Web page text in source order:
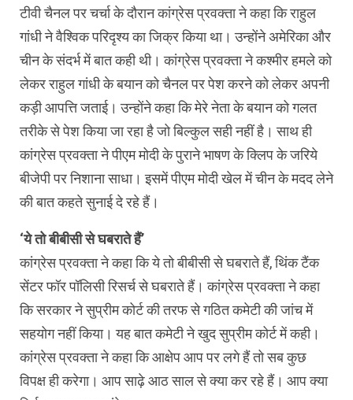
टीवी चैनल पर चर्चा के दौरान कांग्रेस प्रवक्ता ने कहा कि राहुल
गांधी ने वैश्विक परिदृश्य का जिक्र किया था। उन्होंने अमेरिका और
चीन के संदर्भ में बात कही थी। कांग्रेस प्रवक्ता ने कश्मीर हमले को
लेकर राहुल गांधी के बयान को चैनल पर पेश करने को लेकर अपनी
कड़ी आपत्ति जताई। उन्होंने कहा कि मेरे नेता के बयान को गलत
तरीके से पेश किया जा रहा है जो बिल्कुल सही नहीं है। साथ ही
कांग्रेस प्रवक्ता ने पीएम मोदी के पुराने भाषण के क्लिप के जरिये
बीजेपी पर निशाना साधा। इसमें पीएम मोदी खेल में चीन के मदद लेने
की बात कहते सुनाई दे रहे हैं।
‘ये तो बीबीसी से घबराते हैं’
कांग्रेस प्रवक्ता ने कहा कि ये तो बीबीसी से घबराते हैं, थिंक टैंक
सेंटर फॉर पॉलिसी रिसर्च से घबराते हैं। कांग्रेस प्रवक्ता ने कहा
कि सरकार ने सुप्रीम कोर्ट की तरफ से गठित कमेटी की जांच में
सहयोग नहीं किया। यह बात कमेटी ने खुद सुप्रीम कोर्ट में कही।
कांग्रेस प्रवक्ता ने कहा कि आक्षेप आप पर लगे हैं तो सब कुछ
विपक्ष ही करेगा। आप साढ़े आठ साल से क्या कर रहे हैं। आप क्या